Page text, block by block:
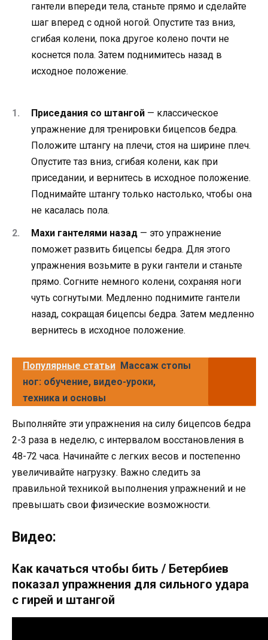
гантели впереди тела, станьте прямо и сделайте
шаг вперед с одной ногой. Опустите таз вниз,
сгибая колени, пока другое колено почти не
коснется пола. Затем поднимитесь назад в
исходное положение.
Приседания со штангой — классическое
упражнение для тренировки бицепсов бедра.
Положите штангу на плечи, стоя на ширине плеч.
Опустите таз вниз, сгибая колени, как при
приседании, и вернитесь в исходное положение.
Поднимайте штангу только настолько, чтобы она
не касалась пола.
Махи гантелями назад — это упражнение
поможет развить бицепсы бедра. Для этого
упражнения возьмите в руки гантели и станьте
прямо. Согните немного колени, сохраняя ноги
чуть согнутыми. Медленно поднимите гантели
назад, сокращая бицепсы бедра. Затем медленно
вернитесь в исходное положение.
Популярные статьи Массаж стопы
ног: обучение, видео-уроки,
техника и основы
Выполняйте эти упражнения на силу бицепсов бедра
2-3 раза в неделю, с интервалом восстановления в
48-72 часа. Начинайте с легких весов и постепенно
увеличивайте нагрузку. Важно следить за
правильной техникой выполнения упражнений и не
превышать свои физические возможности.
Видео:
Как качаться чтобы бить / Бетербиев
показал упражнения для сильного удара
с гирей и штангой